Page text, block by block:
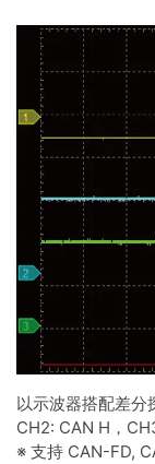
以示波器搭配差分
CH2: CAN H，
※ 支持 CAN-FD,